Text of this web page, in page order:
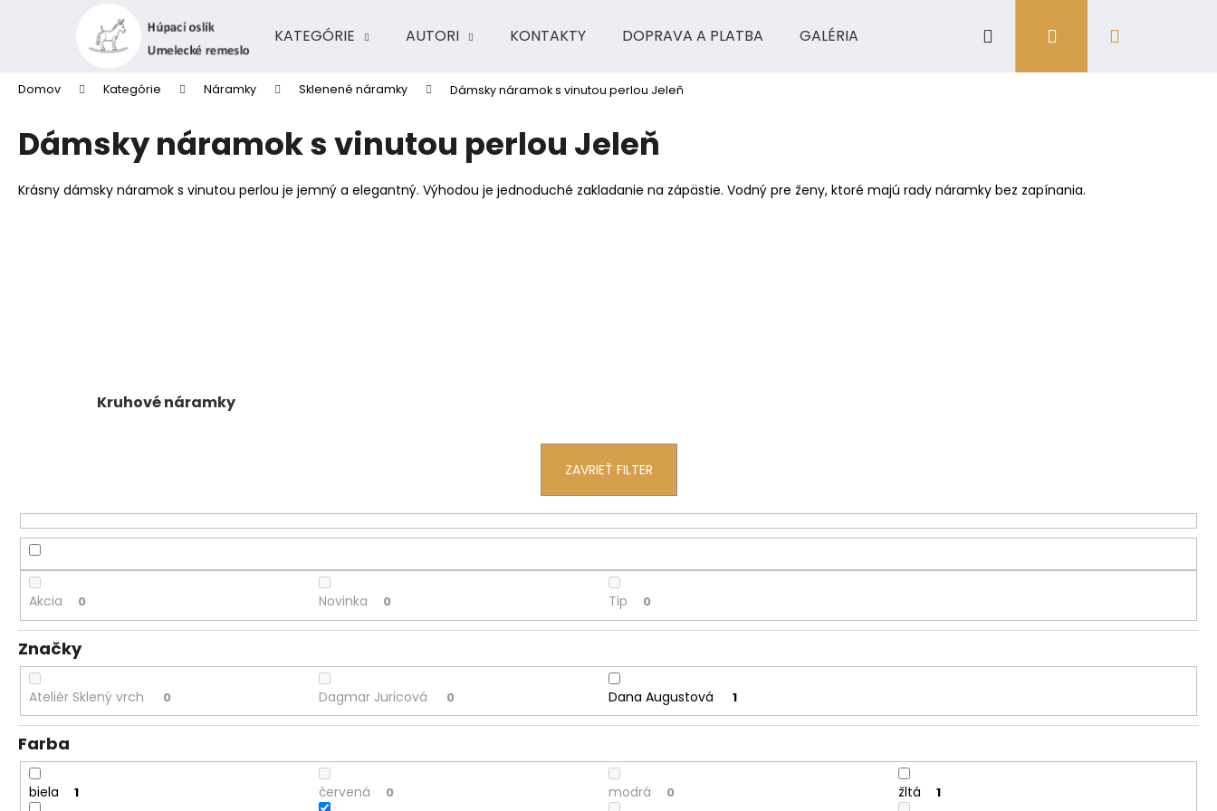
KATEGÓRIE AUTORI KONTAKTY DOPRAVA A PLATBA GALÉRIA Hľadať Prihlásenie
Domov Kategórie Náramky Sklenené náramky Dámsky náramok s vinutou perlou Jeleň
Dámsky náramok s vinutou perlou Jeleň
Krásny dámsky náramok s vinutou perlou je jemný a elegantný. Výhodou je jednoduché zakladanie na zápästie. Vodný pre ženy, ktoré majú rady náramky bez zapínania.
Kruhové náramky
ZAVRIEŤ FILTER
Akcia 0 Novinka 0 Tip 0
Značky
Ateliér Sklený vrch 0 Dagmar Juricová 0 Dana Augustová 1
Farba
biela 1 červená 0 modrá 0 žltá 1
Späť
obchodu
Späť
obchodu
Čo potrebujete nájsť?